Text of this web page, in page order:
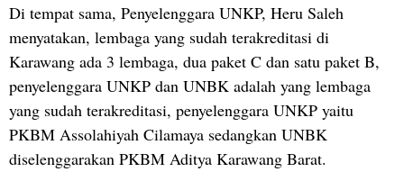
Di tempat sama, Penyelenggara UNKP, Heru Saleh
menyatakan, lembaga yang sudah terakreditasi di
Karawang ada 3 lembaga, dua paket C dan satu paket B,
penyelenggara UNKP dan UNBK adalah yang lembaga
yang sudah terakreditasi, penyelenggara UNKP yaitu
PKBM Assolahiyah Cilamaya sedangkan UNBK
diselenggarakan PKBM Aditya Karawang Barat.